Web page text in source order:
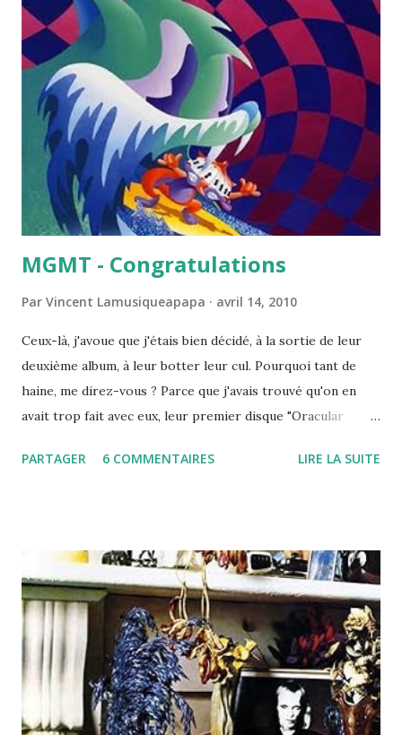
jamais nous n'avons retrouvé ce célèbre jeu de claviers
typique de ces années-là. Vous savez, celui qui consistait à
jouer seulement avec deux ou trois doigts, si possible de la
main gauche et le tout sans regarder les touches. Le
rapport avec "Twin Peaks" ? C'est évidemment son fameux
générique : le rouge-gorge (?), les cheminées, la scierie, la
cascade et ce sentiment de sérénité, d'apaisement et de
calme absolu qui semble s'en...
MGMT - Congratulations
Par Vincent Lamusiqueapapa avril 14, 2010
Ceux-là, j'avoue que j'étais bien décidé, à la sortie de leur
deuxième album, à leur botter leur cul. Pourquoi tant de
haine, me direz-vous ? Parce que j'avais trouvé qu'on en
avait trop fait avec eux, leur premier disque "Oracular
disque était bon, j'en conviens, il ne méritait sûrement pas
franchement, le titre est mérité, car MGMT y démontre
rapidement, qu'ils ne sont pas qu'un simple feu de paille et
qu'une courte hype, mais un groupe sur lequel il va falloir
définitivement compter. Dès "It's Working", ça marche
comme qui dirait :) Le groupe nous embarque d'entrée dans
un ouragan de pop bariolée, mélodique et jouissive qui
emporte tout sur son passage. Les influences...
PARTAGER 6 COMMENTAIRES LIRE LA SUITE